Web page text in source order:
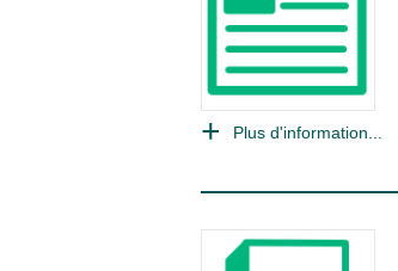
Plus d'information...